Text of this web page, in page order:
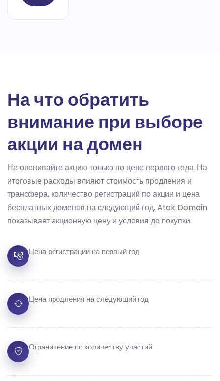
На что обратить
внимание при выборе
акции на домен
Не оценивайте акцию только по цене первого года. На
итоговые расходы влияют стоимость продления и
трансфера, количество регистраций по акции и цена
бесплатных доменов на следующий год. Atak Domain
показывает акционную цену и условия до покупки.
Цена регистрации на первый год
Цена продления на следующий год
Ограничение по количеству участий